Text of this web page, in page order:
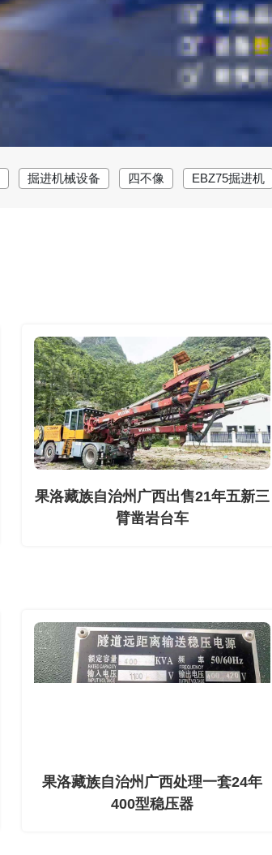
掘进机械设备 四不像 EBZ75掘进机
果洛藏族自治州广西出售21年五新三
臂凿岩台车
果洛藏族自治州广西处理一套24年
400型稳压器